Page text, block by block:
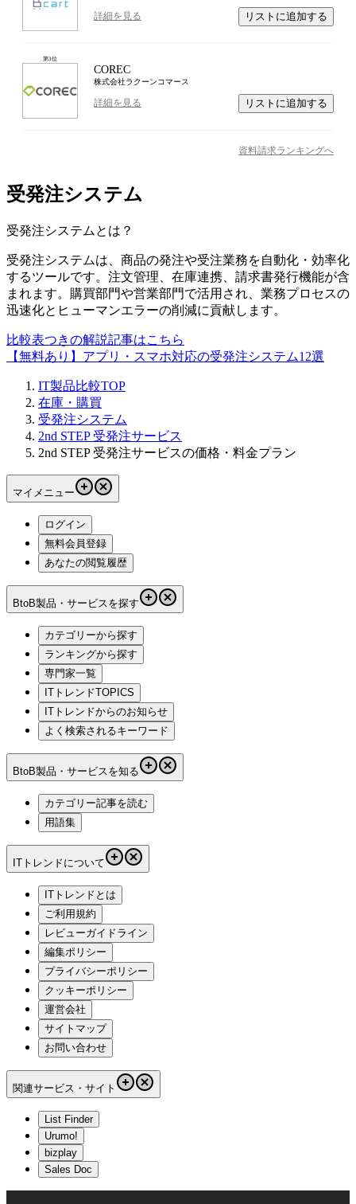
詳細を見る リストに追加する
第3位
COREC
株式会社ラクーンコマース
詳細を見る リストに追加する
資料請求ランキングへ
受発注システム
受発注システム とは？
受発注システムは、商品の発注や受注業務を自動化・効率化
するツールです。注文管理、在庫連携、請求書発行機能が含
まれます。購買部門や営業部門で活用され、業務プロセスの
迅速化とヒューマンエラーの削減に貢献します。
比較表つきの解説記事はこちら
【無料あり】アプリ・スマホ対応の受発注システム12選
IT製品比較TOP
在庫・購買
受発注システム
2nd STEP 受発注サービス
2nd STEP 受発注サービスの価格・料金プラン
マイメニュー
ログイン
無料会員登録
あなたの閲覧履歴
BtoB製品・サービスを探す
カテゴリーから探す
ランキングから探す
専門家一覧
ITトレンドTOPICS
ITトレンドからのお知らせ
よく検索されるキーワード
BtoB製品・サービスを知る
カテゴリー記事を読む
用語集
ITトレンドについて
ITトレンドとは
ご利用規約
レビューガイドライン
編集ポリシー
プライバシーポリシー
クッキーポリシー
運営会社
サイトマップ
お問い合わせ
関連サービス・サイト
List Finder
Urumo!
bizplay
Sales Doc